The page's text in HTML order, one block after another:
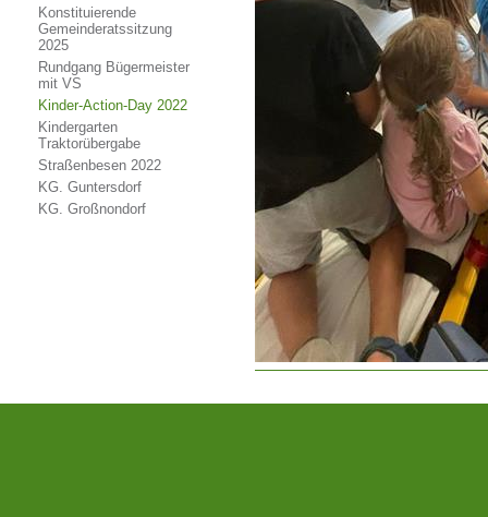
Konstituierende
Gemeinderatssitzung
2025
Rundgang Bügermeister
mit VS
Kinder-Action-Day 2022
Kindergarten
Traktorübergabe
Straßenbesen 2022
KG. Guntersdorf
KG. Großnondorf